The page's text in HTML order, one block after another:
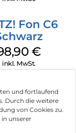
und fortlaufend
Durch die weitere
von Cookies zu.
unserer
und sich auf das
frei.
hören, was wichtig
Fon C6
€
inkl. MwSt.